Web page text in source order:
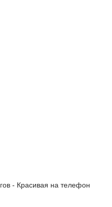
- Красивая на телефон